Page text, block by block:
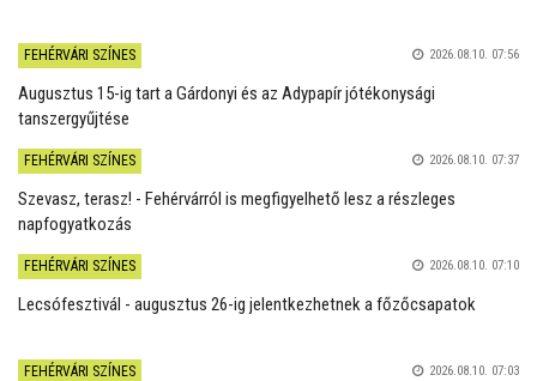
FEHÉRVÁRI SZÍNES 2026.08.10. 07:56
Augusztus 15-ig tart a Gárdonyi és az Adypapír jótékonysági
tanszergyűjtése
FEHÉRVÁRI SZÍNES 2026.08.10. 07:37
Szevasz, terasz! - Fehérvárról is megfigyelhető lesz a részleges
napfogyatkozás
FEHÉRVÁRI SZÍNES 2026.08.10. 07:10
Lecsófesztivál - augusztus 26-ig jelentkezhetnek a főzőcsapatok
FEHÉRVÁRI SZÍNES 2026.08.10. 07:03